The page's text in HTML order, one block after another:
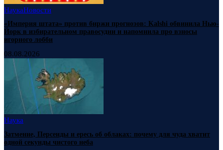
НаукаНовости
«Империя штата» против биржи прогнозов: Kalshi обвинила Нью-
Йорк в избирательном правосудии и напомнила про взносы
игорного лобби
08.08.2026
Наука
Затмение, Персеиды и ересь об облаках: почему для чуда хватит
одной секунды чистого неба